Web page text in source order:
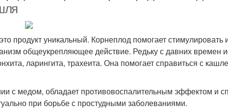
продукт уникальный. Корнеплод помогает
общеукрепляющее действие. Редьку с давних времен
ларингита, трахеита. Она помогает справиться с
с медом, обладает противовоспалительным эффектом и
при борьбе с простудными заболеваниями.